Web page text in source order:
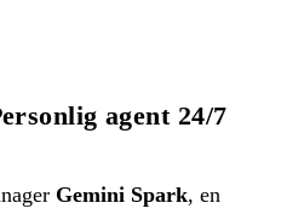
agent 24/7
Gemini Spark, en